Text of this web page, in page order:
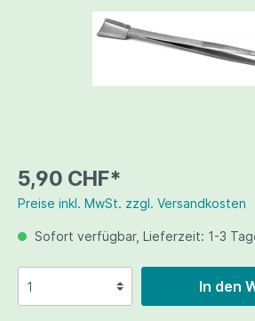
5,90 CHF*
Preise inkl. MwSt. zzgl. Versandkosten
Sofort verfügbar, Lieferzeit: 1-3
In den